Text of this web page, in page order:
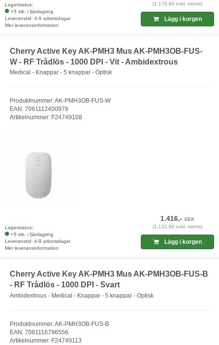
Lagerstatus:
+5 stk. i fjärrlagring
Leveranstid: 4-9 arbetsdagar
Mer leveransinformation
(1.176,80 exkl. moms)
Lägg i korgen
Cherry Active Key AK-PMH3 Mus AK-PMH3OB-FUS-
W - RF Trådlös - 1000 DPI - Vit - Ambidextrous
Medical - Knappar - 5 knappar - Optisk
Produktnummer: AK-PMH3OB-FUS-W
EAN: 7061112400976
Artikelnummer: F24749108
Lagerstatus:
+5 stk. i fjärrlagring
Leveranstid: 4-9 arbetsdagar
Mer leveransinformation
1.416,-SEK
(1.132,80 exkl. moms)
Lägg i korgen
Cherry Active Key AK-PMH3 Mus AK-PMH3OB-FUS-B
- RF Trådlös - 1000 DPI - Svart
Ambidextrous - Medical - Knappar - 5 knappar - Optisk
Produktnummer: AK-PMH3OB-FUS-B
EAN: 7061116796556
Artikelnummer: F24749113